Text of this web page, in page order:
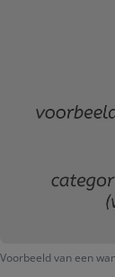
Voorbeeld van een